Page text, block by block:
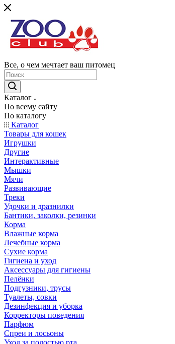
Все, о чем мечтает ваш питомец
Каталог
По всему сайту
По каталогу
Каталог
Товары для кошек
Игрушки
Другие
Интерактивные
Мышки
Мячи
Развивающие
Треки
Удочки и дразнилки
Бантики, заколки, резинки
Корма
Влажные корма
Лечебные корма
Сухие корма
Гигиена и уход
Аксессуары для гигиены
Пелёнки
Подгузники, трусы
Туалеты, совки
Дезинфекция и уборка
Корректоры поведения
Парфюм
Спреи и лосьоны
Уход за полостью рта